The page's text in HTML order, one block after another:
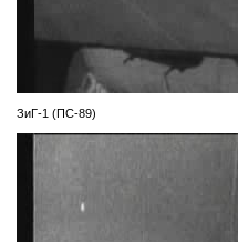
ЗиГ-1 (ПС-89)